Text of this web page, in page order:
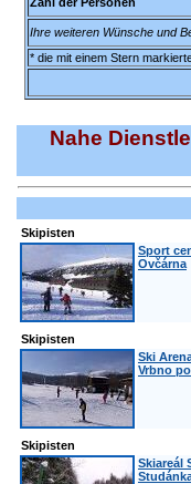
Ihre weiteren Wünsche und
* die mit einem Stern
Nahe
Skipisten
Sport
Ovčárna
Skipisten
Ski
Vrbno
Skipisten
Skiareál